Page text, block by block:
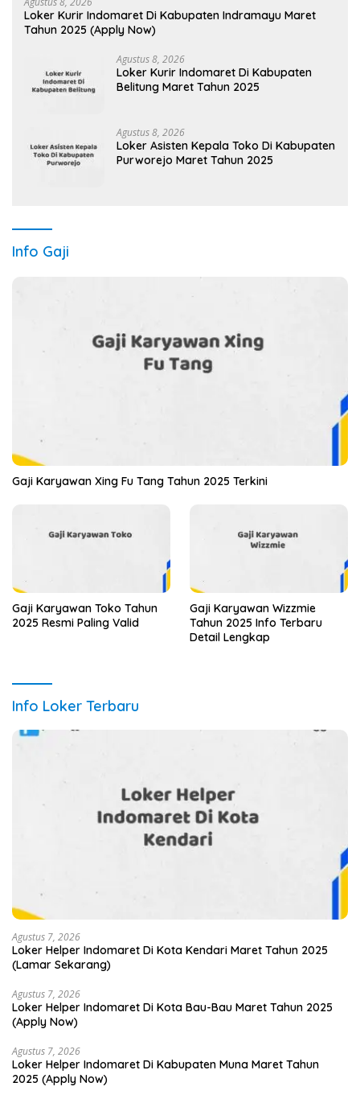
Loker Kurir Indomaret Di Kabupaten Indramayu Maret
Tahun 2025 (Apply Now)
Agustus 8, 2026
Loker Kurir Indomaret Di Kabupaten
Belitung Maret Tahun 2025
Agustus 8, 2026
Loker Asisten Kepala Toko Di Kabupaten
Purworejo Maret Tahun 2025
Info Gaji
Gaji Karyawan Xing Fu Tang Tahun 2025 Terkini
Gaji Karyawan Toko Tahun
2025 Resmi Paling Valid
Gaji Karyawan Wizzmie
Tahun 2025 Info Terbaru
Detail Lengkap
Info Loker Terbaru
Agustus 7, 2026
Loker Helper Indomaret Di Kota Kendari Maret Tahun 2025
(Lamar Sekarang)
Agustus 7, 2026
Loker Helper Indomaret Di Kota Bau-Bau Maret Tahun 2025
(Apply Now)
Agustus 7, 2026
Loker Helper Indomaret Di Kabupaten Muna Maret Tahun
2025 (Apply Now)